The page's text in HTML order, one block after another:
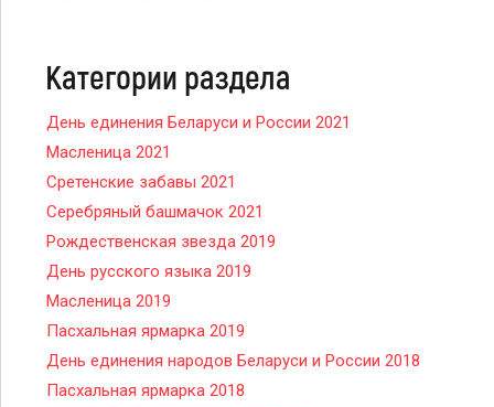
Категории раздела
День единения Беларуси и России 2021
Масленица 2021
Сретенские забавы 2021
Серебряный башмачок 2021
Рождественская звезда 2019
День русского языка 2019
Масленица 2019
Пасхальная ярмарка 2019
День единения народов Беларуси и России 2018
Пасхальная ярмарка 2018